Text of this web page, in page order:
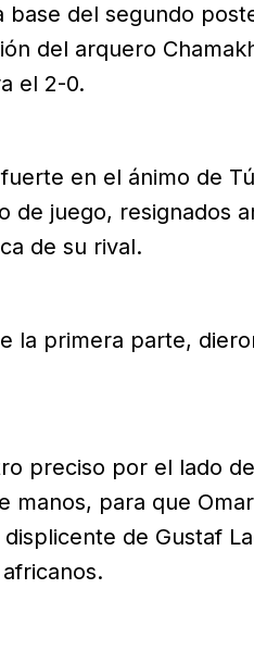
del segundo
del arquero
el 2-0.
en el ánimo de
de juego, resignados
de su rival.
la primera parte,
preciso por el lado
manos, para que
de Gustaf